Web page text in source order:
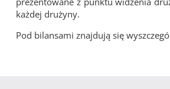
każdej drużyny.
Pod bilansami znajdują się